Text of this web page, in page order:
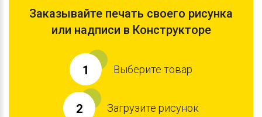
Заказывайте печать своего рисунка
или надписи в Конструкторе
1 Выберите товар
2 Загрузите рисунок